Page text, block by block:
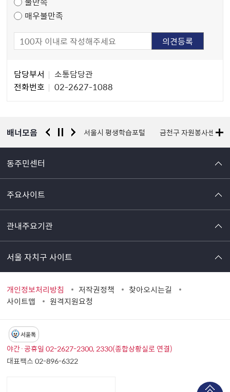
매우불만족
자
담당부서
소통담당관
전화번호
02-2627-1088
배너모음
경찰청 유실물 통합포털 서울시 평생학습포털 금천구 자원봉사센터
동주민센터
주요사이트
관내주요기관
서울 자치구 사이트
개인정보처리방침 저작권정책
찾아오시는길
사이트맵
원격지원요청
서울톡
야간·공휴일 02-2627-2300, 2330(종합상황실로 연결)
대표팩스 02-896-6322